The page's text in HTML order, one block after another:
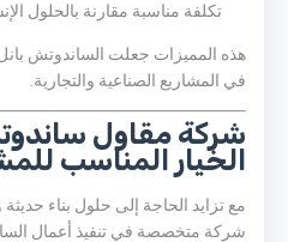
تكلفة مناسبة مقارنة بالحلول
هذه المميزات جعلت الساندوتش
في المشاريع الصناعية والتجارية.
شركة مقاول
الخيار المناسب
مع تزايد الحاجة إلى حلول بناء
شركة متخصصة في تنفيذ أعمال